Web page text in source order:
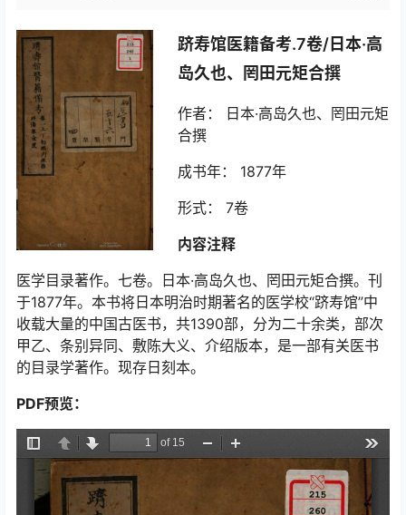
跻寿馆医籍备考.7卷/日本·高
岛久也、罔田元矩合撰
作者： 日本·高岛久也、罔田元矩
合撰
成书年： 1877年
形式： 7卷
内容注释
医学目录著作。七卷。日本·高岛久也、罔田元矩合撰。刊
于1877年。本书将日本明治时期著名的医学校“跻寿馆”中
收载大量的中国古医书，共1390部，分为二十余类，部次
甲乙、条别异同、敷陈大义、介绍版本，是一部有关医书
的目录学著作。现存日刻本。
PDF预览：